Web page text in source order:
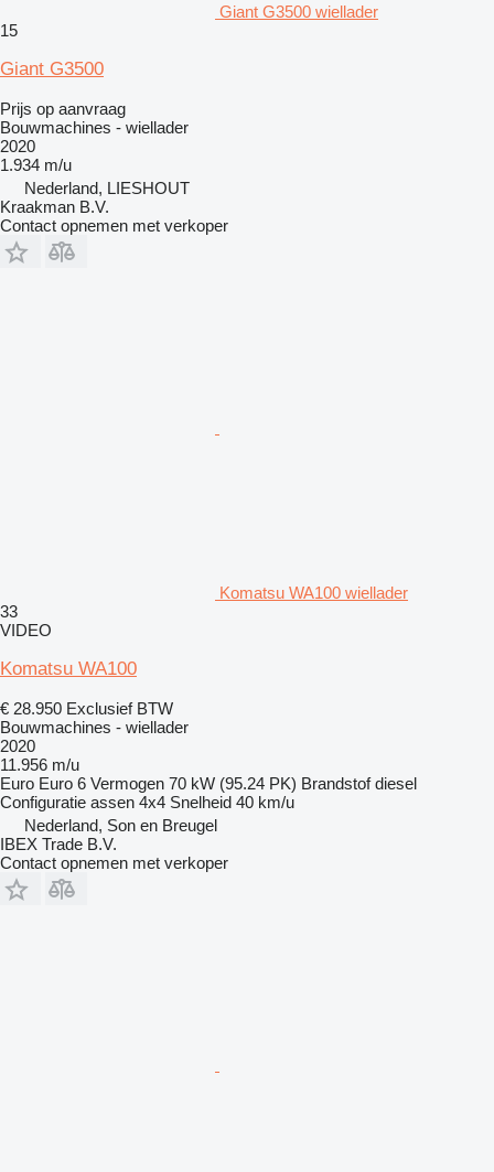
Giant G3500 wiellader
15
Giant G3500
Prijs op aanvraag
Bouwmachines - wiellader
2020
1.934 m/u
Nederland, LIESHOUT
Kraakman B.V.
Contact opnemen met verkoper
Komatsu WA100 wiellader
33
VIDEO
Komatsu WA100
€ 28.950 Exclusief BTW
Bouwmachines - wiellader
2020
11.956 m/u
Euro Euro 6 Vermogen 70 kW (95.24 PK) Brandstof diesel
Configuratie assen 4x4 Snelheid 40 km/u
Nederland, Son en Breugel
IBEX Trade B.V.
Contact opnemen met verkoper